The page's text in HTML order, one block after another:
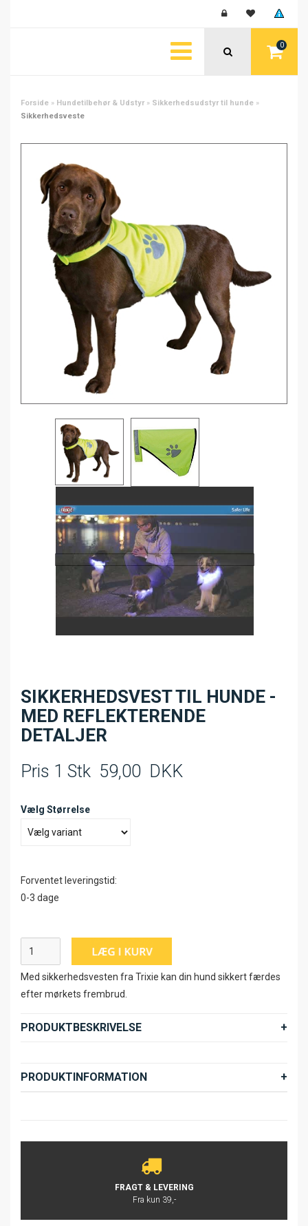
0
Forside » Hundetilbehør & Udstyr » Sikkerhedsudstyr til hunde »
Sikkerhedsveste
SIKKERHEDSVEST TIL HUNDE -
MED REFLEKTERENDE
DETALJER
Pris 1 Stk 59,00 DKK
Vælg Størrelse
Forventet leveringstid:
0-3 dage
Med sikkerhedsvesten fra Trixie kan din hund sikkert færdes
efter mørkets frembrud.
PRODUKTBESKRIVELSE
PRODUKTINFORMATION
FRAGT & LEVERING
Fra kun 39,-